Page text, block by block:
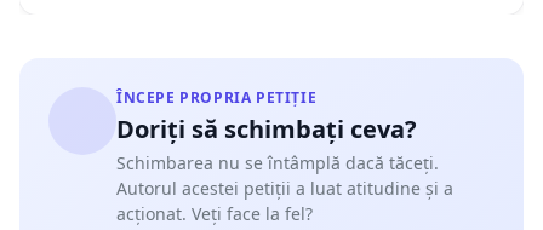
ÎNCEPE PROPRIA PETIȚIE
Doriți să schimbați ceva?
Schimbarea nu se întâmplă dacă tăceți.
Autorul acestei petiții a luat atitudine și a
acționat. Veți face la fel?